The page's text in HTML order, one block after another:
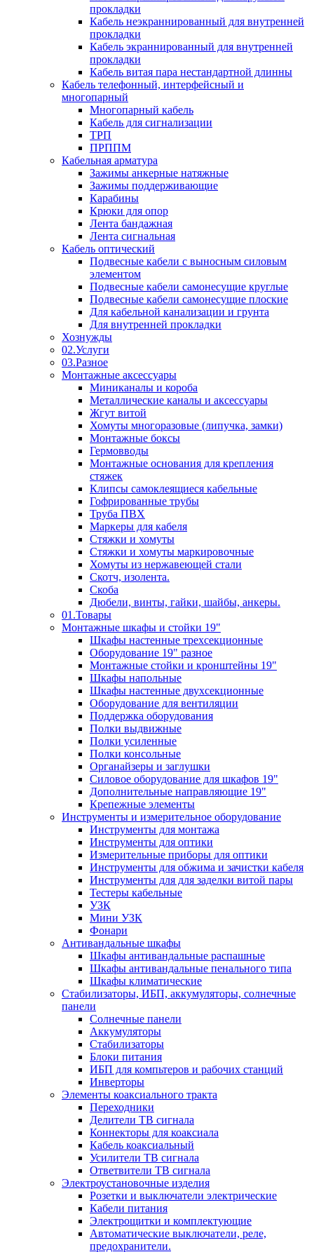
прокладки
Кабель неэкраннированный для внутренней
прокладки
Кабель экраннированный для внутренней
прокладки
Кабель витая пара нестандартной длинны
Кабель телефонный, интерфейсный и
многопарный
Многопарный кабель
Кабель для сигнализации
ТРП
ПРППМ
Кабельная арматура
Зажимы анкерные натяжные
Зажимы поддерживающие
Карабины
Крюки для опор
Лента бандажная
Лента сигнальная
Кабель оптический
Подвесные кабели с выносным силовым
элементом
Подвесные кабели самонесущие круглые
Подвесные кабели самонесущие плоские
Для кабельной канализации и грунта
Для внутренней прокладки
Хознужды
02.Услуги
03.Разное
Монтажные аксессуары
Миниканалы и короба
Металлические каналы и аксессуары
Жгут витой
Хомуты многоразовые (липучка, замки)
Монтажные боксы
Гермовводы
Монтажные основания для крепления
стяжек
Клипсы самоклеящиеся кабельные
Гофрированные трубы
Труба ПВХ
Маркеры для кабеля
Стяжки и хомуты
Стяжки и хомуты маркировочные
Хомуты из нержавеющей стали
Скотч, изолента.
Скоба
Дюбели, винты, гайки, шайбы, анкеры.
01.Товары
Монтажные шкафы и стойки 19"
Шкафы настенные трехсекционные
Оборудование 19" разное
Монтажные стойки и кронштейны 19"
Шкафы напольные
Шкафы настенные двухсекционные
Оборудование для вентиляции
Поддержка оборудования
Полки выдвижные
Полки усиленные
Полки консольные
Органайзеры и заглушки
Силовое оборудование для шкафов 19"
Дополнительные направляющие 19"
Крепежные элементы
Инструменты и измерительное оборудование
Инструменты для монтажа
Инструменты для оптики
Измерительные приборы для оптики
Инструменты для обжима и зачистки кабеля
Инструменты для для заделки витой пары
Тестеры кабельные
УЗК
Мини УЗК
Фонари
Антивандальные шкафы
Шкафы антивандальные распашные
Шкафы антивандальные пенального типа
Шкафы климатические
Стабилизаторы, ИБП, аккумуляторы, солнечные
панели
Солнечные панели
Аккумуляторы
Стабилизаторы
Блоки питания
ИБП для компьтеров и рабочих станций
Инверторы
Элементы коаксиального тракта
Переходники
Делители ТВ сигнала
Коннекторы для коаксиала
Кабель коаксиальный
Усилители ТВ сигнала
Ответвители ТВ сигнала
Электроустановочные изделия
Розетки и выключатели электрические
Кабели питания
Электрощитки и комплектующие
Автоматические выключатели, реле,
предохранители.